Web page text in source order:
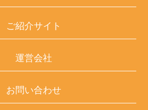
ご紹介サイト
運営会社
お問い合わせ